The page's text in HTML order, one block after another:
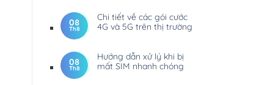
08
Th8
Chi tiết về các gói cước
4G và 5G trên thị trường
08
Th8
Hướng dẫn xử lý khi bị
mất SIM nhanh chóng